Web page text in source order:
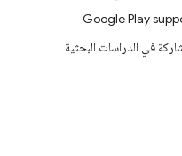
Google Play
في الدراسات البحثية